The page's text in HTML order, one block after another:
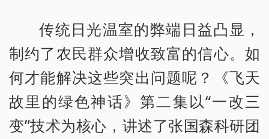
传统日光温室的弊端日益凸显，
制约了农民群众增收致富的信心。如
何才能解决这些突出问题呢？《飞天
故里的绿色神话》第二集以“一改三
变”技术为核心，讲述了张国森科研团